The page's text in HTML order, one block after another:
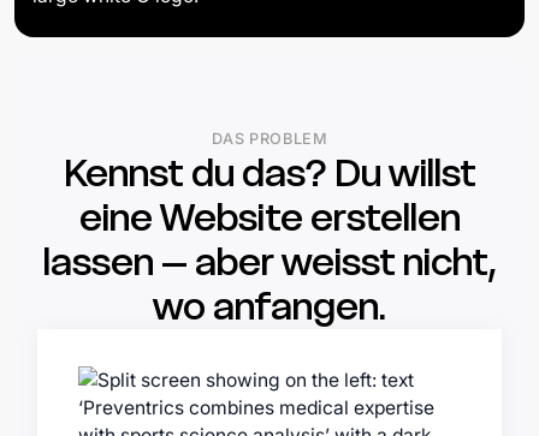
DAS PROBLEM
Kennst du das? Du willst
eine Website erstellen
lassen – aber weisst nicht,
wo anfangen.